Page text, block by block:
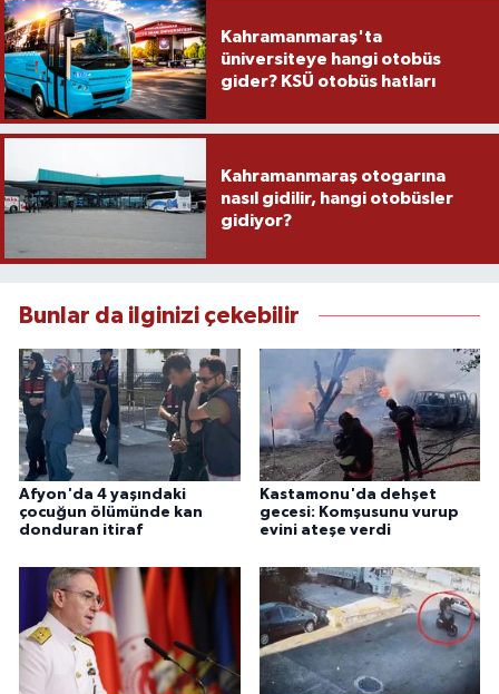
Kahramanmaraş'ta
üniversiteye hangi otobüs
gider? KSÜ otobüs hatları
Kahramanmaraş otogarına
nasıl gidilir, hangi otobüsler
gidiyor?
Bunlar da ilginizi çekebilir
Afyon'da 4 yaşındaki
çocuğun ölümünde kan
donduran itiraf
Kastamonu'da dehşet
gecesi: Komşusunu vurup
evini ateşe verdi